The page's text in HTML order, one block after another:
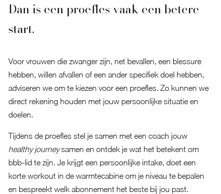
Dan is een proefles vaak een betere
start.
Voor vrouwen die zwanger zijn, net bevallen, een blessure
hebben, willen afvallen of een ander specifiek doel hebben,
adviseren we om te kiezen voor een proefles. Zo kunnen we
direct rekening houden met jouw persoonlijke situatie en
doelen.
Tijdens de proefles stel je samen met een coach jouw
healthy journeysamen en ontdek je wat het betekent om
bbb-lid te zijn. Je krijgt een persoonlijke intake, doet een
korte workout in de warmtecabine om je niveau te bepalen
en bespreekt welk abonnement het beste bij jou past.